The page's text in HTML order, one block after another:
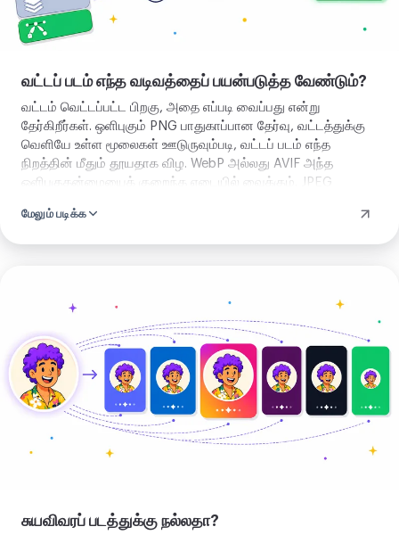
வட்டப் படம் எந்த வடிவத்தைப் பயன்படுத்த வேண்டும்?
வட்டம் வெட்டப்பட்ட பிறகு, அதை எப்படி வைப்பது என்று
தேர்கிறீர்கள். ஒளிபுகும் PNG பாதுகாப்பான தேர்வு, வட்டத்துக்கு
வெளியே உள்ள மூலைகள் ஊடுருவும்படி, வட்டப் படம் எந்த
நிறத்தின் மீதும் தூயதாக விழ. WebP அல்லது AVIF அந்த
ஒளிபுகுதன்மையைக் குறைந்த எடையில் வைக்கும். JPEG
நிறத்தால் நிரப்பப்படும், நீங்கள் வேறு தேராவிட்டால் வெள்ளை.
மேலும் படிக்க
சுயவிவரப் படத்துக்கு நல்லதா?